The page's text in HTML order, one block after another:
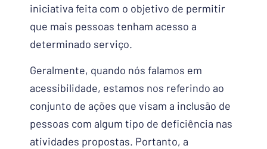
iniciativa feita com o objetivo de permitir
que mais pessoas tenham acesso a
determinado serviço.
Geralmente, quando nós falamos em
acessibilidade, estamos nos referindo ao
conjunto de ações que visam a inclusão de
pessoas com algum tipo de deficiência nas
atividades propostas. Portanto, a